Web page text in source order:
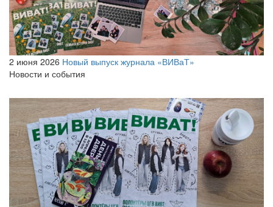
2 июня 2026 Новый выпуск журнала «ВИВаТ»
Новости и события